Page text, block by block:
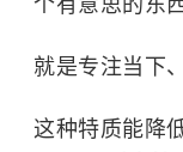
个有意思的东
就是专注当下
这种特质能降